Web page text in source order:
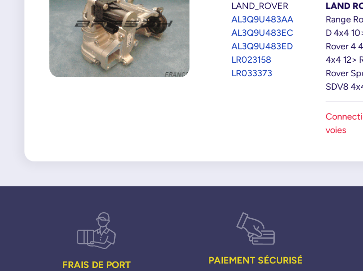
LAND_ROVER
AL3Q9U483AA
AL3Q9U483EC
AL3Q9U483ED
LR023158
LR033373
LAND
Range
D 4x4
Rover 4
4x4 12>
Rover
SDV8
voies
FRAIS DE PORT PAIEMENT SÉCURISÉ